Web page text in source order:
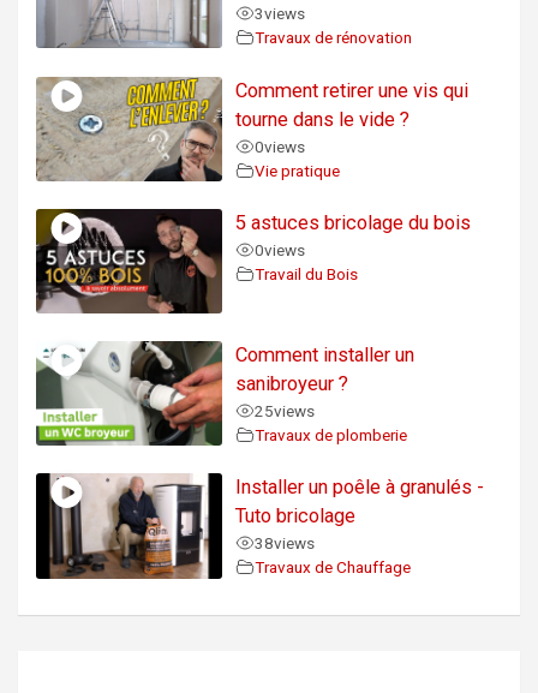
3views
Travaux de rénovation
Comment retirer une vis qui
tourne dans le vide ?
0views
Vie pratique
5 astuces bricolage du bois
0views
Travail du Bois
Comment installer un
sanibroyeur ?
25views
Travaux de plomberie
Installer un poêle à granulés -
Tuto bricolage
38views
Travaux de Chauffage